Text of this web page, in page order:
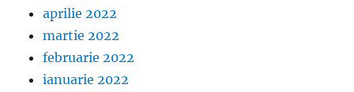
aprilie 2022
martie 2022
februarie 2022
ianuarie 2022